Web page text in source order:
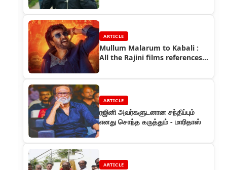
ARTICLE
Mullum Malarum to Kabali :
All the Rajini films references
ARTICLE
ரஜினி அவர்களுடனான சந்திப்பும்
எனது சொந்த கருத்தும் - மாரிதாஸ்
ARTICLE